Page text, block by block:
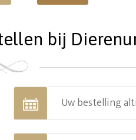
bij
Uw bestelling